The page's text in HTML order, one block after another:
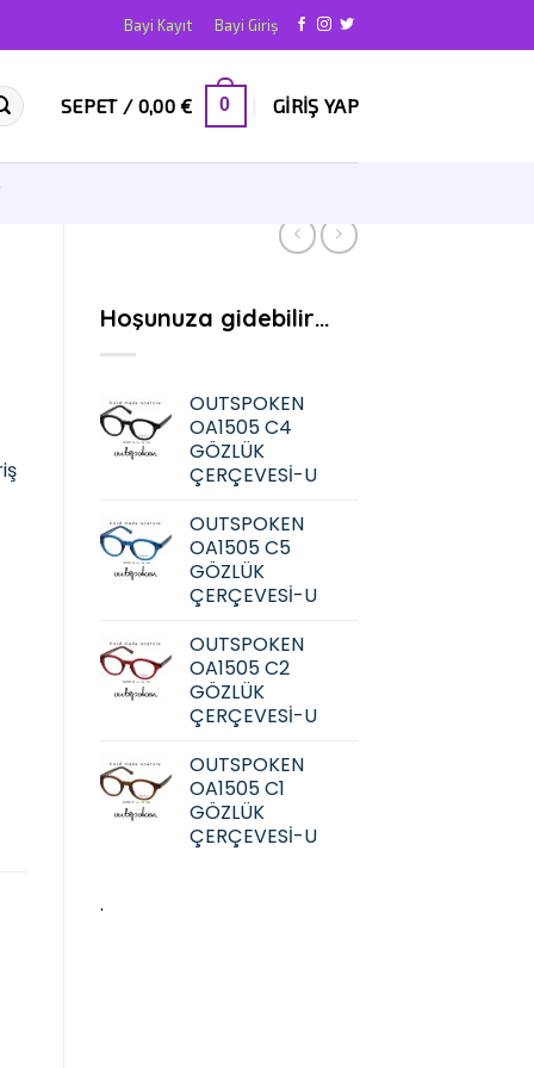
Bayi Kayıt Bayi Giriş
SEPET / 0,00€ 0 GIRIŞ YAP
Hoşunuza gidebilir…
OUTSPOKEN
OA1505 C4
GÖZLÜK
ÇERÇEVESİ-U
OUTSPOKEN
OA1505 C5
GÖZLÜK
ÇERÇEVESİ-U
OUTSPOKEN
OA1505 C2
GÖZLÜK
ÇERÇEVESİ-U
OUTSPOKEN
OA1505 C1
GÖZLÜK
ÇERÇEVESİ-U
.